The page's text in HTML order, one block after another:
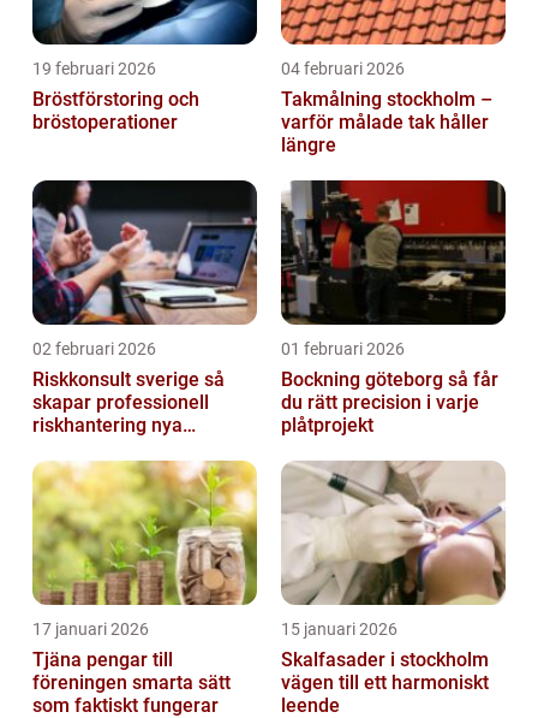
19 februari 2026
Bröstförstoring och
bröstoperationer
04 februari 2026
Takmålning stockholm –
varför målade tak håller
längre
02 februari 2026
Riskkonsult sverige så
skapar professionell
riskhantering nya
01 februari 2026
Bockning göteborg så får
du rätt precision i varje
plåtprojekt
17 januari 2026
Tjäna pengar till
föreningen smarta sätt
som faktiskt fungerar
15 januari 2026
Skalfasader i stockholm
vägen till ett harmoniskt
leende